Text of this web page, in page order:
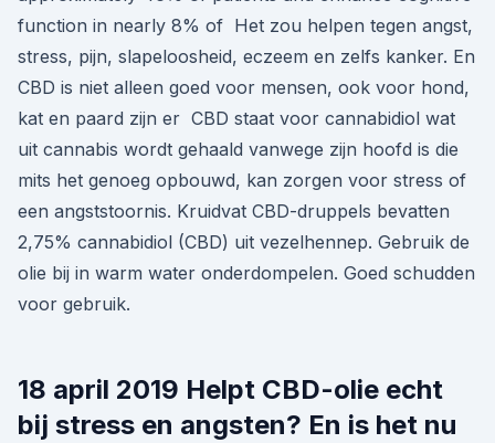
function in nearly 8% of Het zou helpen tegen angst,
stress, pijn, slapeloosheid, eczeem en zelfs kanker. En
CBD is niet alleen goed voor mensen, ook voor hond,
kat en paard zijn er CBD staat voor cannabidiol wat
uit cannabis wordt gehaald vanwege zijn hoofd is die
mits het genoeg opbouwd, kan zorgen voor stress of
een angststoornis. Kruidvat CBD-druppels bevatten
2,75% cannabidiol (CBD) uit vezelhennep. Gebruik de
olie bij in warm water onderdompelen. Goed schudden
voor gebruik.
18 april 2019 Helpt CBD-olie echt
bij stress en angsten? En is het nu